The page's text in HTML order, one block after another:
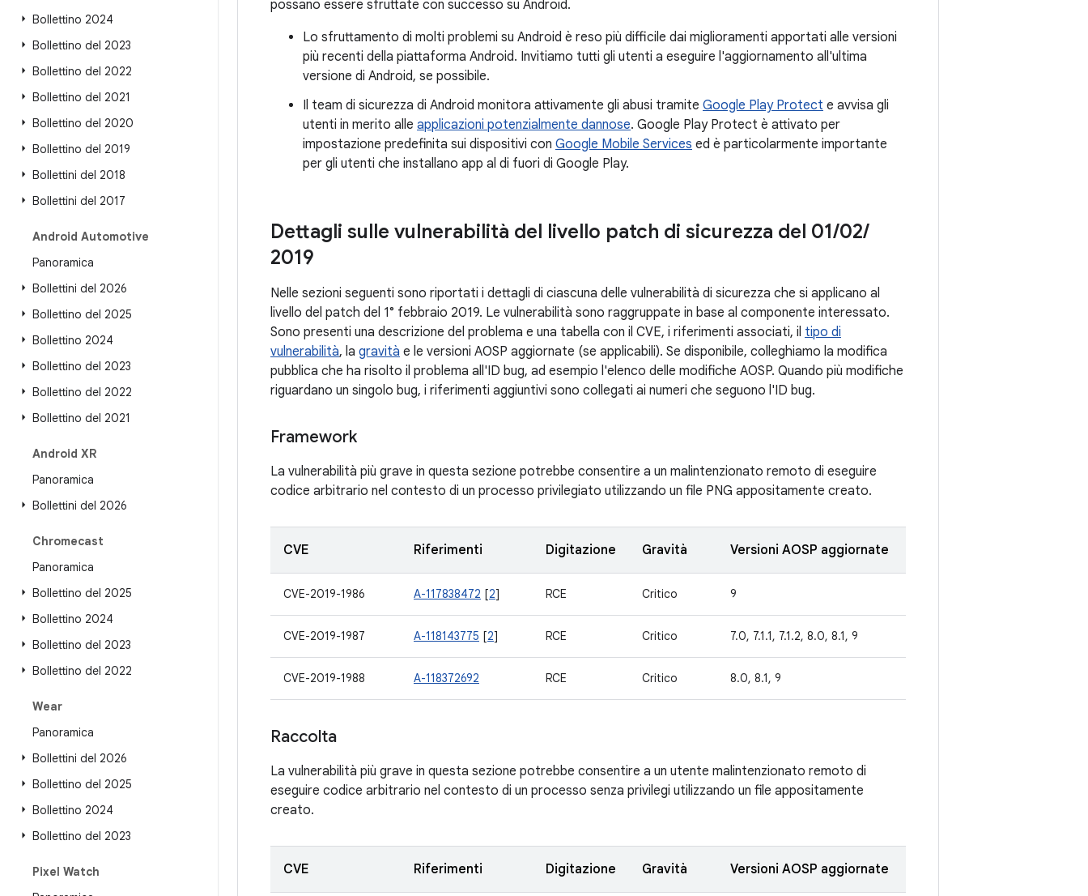
Bollettino 2024
Bollettino del 2023
Bollettino del 2022
Bollettino del 2021
Bollettino del 2020
Bollettino del 2019
Bollettini del 2018
Bollettini del 2017
Android Automotive
Panoramica
Bollettini del 2026
Bollettino del 2025
Bollettino 2024
Bollettino del 2023
Bollettino del 2022
Bollettino del 2021
Android XR
Panoramica
Bollettini del 2026
Chromecast
Panoramica
Bollettino del 2025
Bollettino 2024
Bollettino del 2023
Bollettino del 2022
Wear
Panoramica
Bollettini del 2026
Bollettino del 2025
Bollettino 2024
Bollettino del 2023
Pixel Watch
possano essere sfruttate con successo su Android.
Lo sfruttamento di molti problemi su Android è reso più difficile dai miglioramenti apportati alle versioni
più recenti della piattaforma Android. Invitiamo tutti gli utenti a eseguire l'aggiornamento all'ultima
versione di Android, se possibile.
Il team di sicurezza di Android monitora attivamente gli abusi tramite Google Play Protect e avvisa gli
utenti in merito alle applicazioni potenzialmente dannose. Google Play Protect è attivato per
impostazione predefinita sui dispositivi con Google Mobile Services ed è particolarmente importante
per gli utenti che installano app al di fuori di Google Play.
Dettagli sulle vulnerabilità del livello patch di sicurezza del 01/02/
2019
Nelle sezioni seguenti sono riportati i dettagli di ciascuna delle vulnerabilità di sicurezza che si applicano al
livello del patch del 1° febbraio 2019. Le vulnerabilità sono raggruppate in base al componente interessato.
Sono presenti una descrizione del problema e una tabella con il CVE, i riferimenti associati, il tipo di
vulnerabilità, la gravità e le versioni AOSP aggiornate (se applicabili). Se disponibile, colleghiamo la modifica
pubblica che ha risolto il problema all'ID bug, ad esempio l'elenco delle modifiche AOSP. Quando più modifiche
riguardano un singolo bug, i riferimenti aggiuntivi sono collegati ai numeri che seguono l'ID bug.
Framework
La vulnerabilità più grave in questa sezione potrebbe consentire a un malintenzionato remoto di eseguire
codice arbitrario nel contesto di un processo privilegiato utilizzando un file PNG appositamente creato.
CVE Riferimenti Digitazione Gravità Versioni AOSP aggiornate
CVE-2019-1986 A-117838472 [2] RCE Critico 9
CVE-2019-1987 A-118143775 [2] RCE Critico 7.0, 7.1.1, 7.1.2, 8.0, 8.1, 9
CVE-2019-1988 A-118372692 RCE Critico 8.0, 8.1, 9
Raccolta
La vulnerabilità più grave in questa sezione potrebbe consentire a un utente malintenzionato remoto di
eseguire codice arbitrario nel contesto di un processo senza privilegi utilizzando un file appositamente
creato.
CVE Riferimenti Digitazione Gravità Versioni AOSP aggiornate